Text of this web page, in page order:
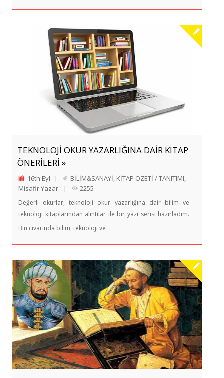
TEKNOLOJİ OKUR YAZARLIĞINA DAİR KİTAP
ÖNERİLERİ »
16th Eyl | BİLİM&SANAYİ, KİTAP ÖZETİ / TANITIMI,
Misafir Yazar
| 2255
Değerli okurlar, teknoloji okur yazarlığına dair bilim ve
teknoloji kitaplarından alıntılar ile bir yazı serisi hazırladım.
Bin civarında bilim, teknoloji ve …